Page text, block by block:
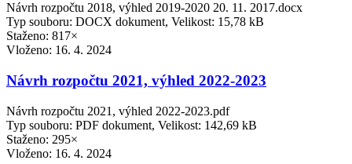
Návrh rozpočtu 2018, výhled 2019-2020 20. 11. 2017.docx
Typ souboru: DOCX dokument, Velikost: 15,78 kB
Staženo: 817×
Vloženo: 16. 4. 2024
Návrh rozpočtu 2021, výhled 2022-2023
Návrh rozpočtu 2021, výhled 2022-2023.pdf
Typ souboru: PDF dokument, Velikost: 142,69 kB
Staženo: 295×
Vloženo: 16. 4. 2024